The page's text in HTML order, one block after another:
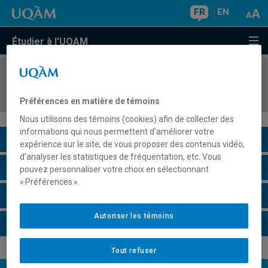
FR EN
Étudier à l'UQAM
COURS//
Description du cours
Horaire - Été 2026
Préférences en matière de témoins
Nous utilisons des témoins (cookies) afin de collecter des
informations qui nous permettent d’améliorer votre
expérience sur le site, de vous proposer des contenus vidéo,
d’analyser les statistiques de fréquentation, etc. Vous
pouvez personnaliser votre choix en sélectionnant
« Préférences ».
Tout refuser
Autoriser les témoins